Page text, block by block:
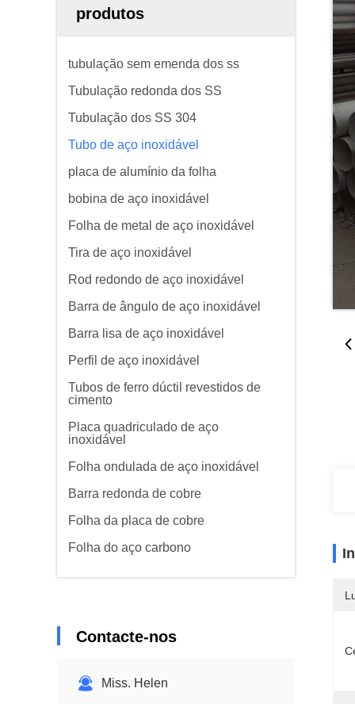
produtos
tubulação sem emenda dos ss
Tubulação redonda dos SS
Tubulação dos SS 304
Tubo de aço inoxidável
placa de alumínio da folha
bobina de aço inoxidável
Folha de metal de aço inoxidável
Tira de aço inoxidável
Rod redondo de aço inoxidável
Barra de ângulo de aço inoxidável
Barra lisa de aço inoxidável
Perfil de aço inoxidável
Tubos de ferro dúctil revestidos de
cimento
Placa quadriculado de aço
inoxidável
Folha ondulada de aço inoxidável
Barra redonda de cobre
Folha da placa de cobre
Folha do aço carbono
Contacte-nos
Miss. Helen